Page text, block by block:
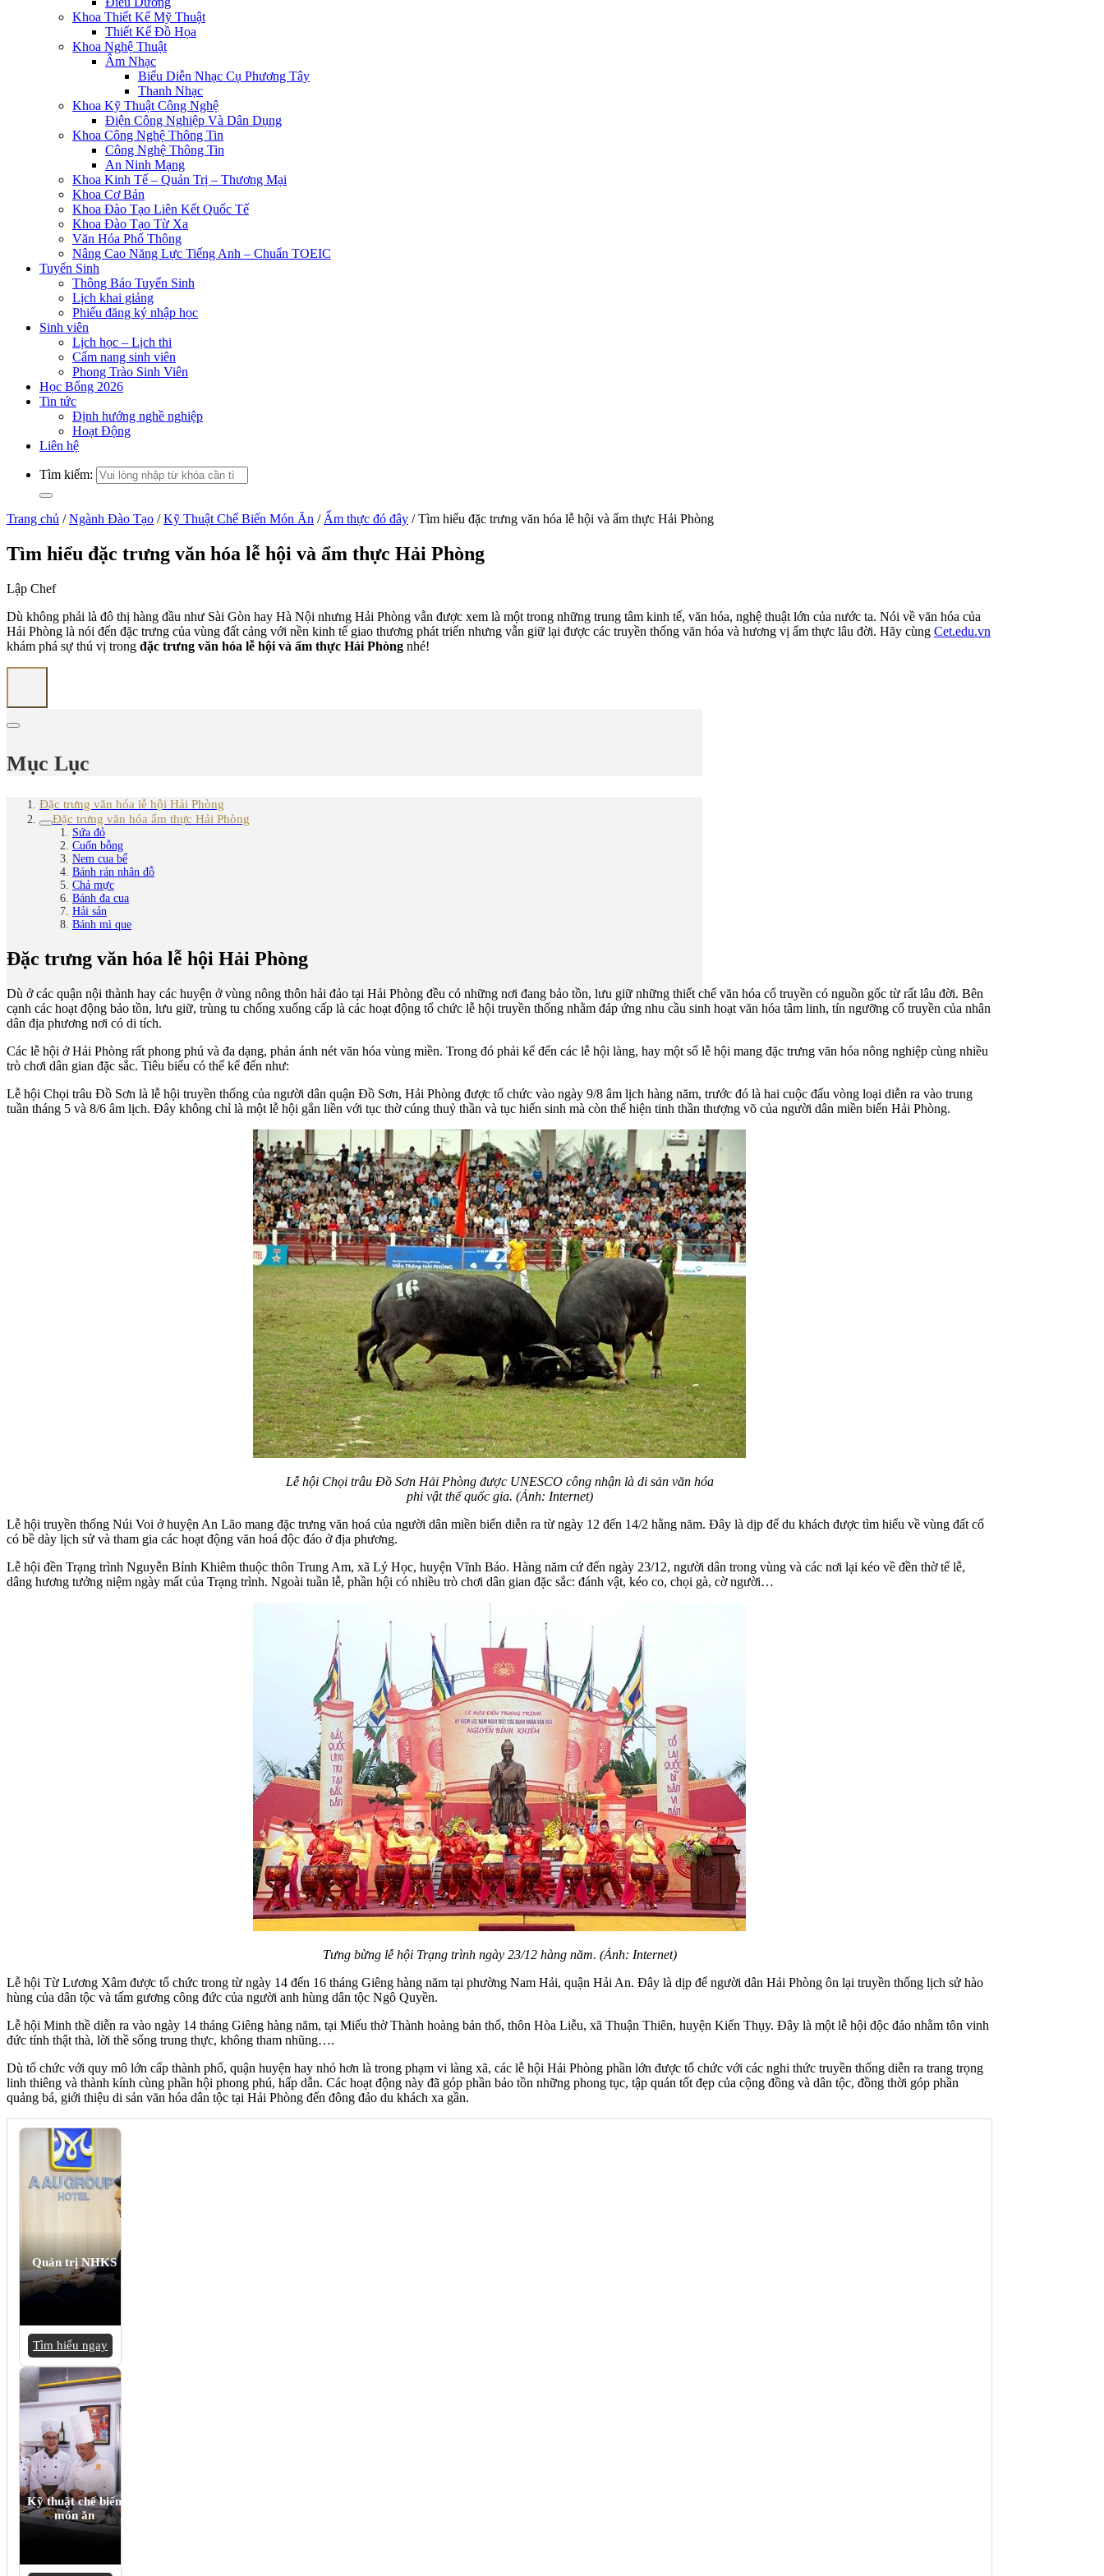
Khoa Thiết Kế Mỹ Thuật
Thiết Kế Đồ Họa
Khoa Nghệ Thuật
Âm Nhạc
Biểu Diễn Nhạc Cụ Phương Tây
Thanh Nhạc
Khoa Kỹ Thuật Công Nghệ
Điện Công Nghiệp Và Dân Dụng
Khoa Công Nghệ Thông Tin
Công Nghệ Thông Tin
An Ninh Mạng
Khoa Kinh Tế – Quản Trị – Thương Mại
Khoa Cơ Bản
Khoa Đào Tạo Liên Kết Quốc Tế
Khoa Đào Tạo Từ Xa
Văn Hóa Phổ Thông
Nâng Cao Năng Lực Tiếng Anh – Chuẩn TOEIC
Tuyển Sinh
Thông Báo Tuyển Sinh
Lịch khai giảng
Phiếu đăng ký nhập học
Sinh viên
Lịch học – Lịch thi
Cẩm nang sinh viên
Phong Trào Sinh Viên
Học Bổng 2026
Tin tức
Định hướng nghề nghiệp
Hoạt Động
Liên hệ
Tìm kiếm:
Trang chủ / Ngành Đào Tạo / Kỹ Thuật Chế Biến Món Ăn / Ẩm thực đó đây / Tìm hiểu đặc trưng văn hóa lễ hội và ẩm thực Hải Phòng
Tìm hiểu đặc trưng văn hóa lễ hội và ẩm thực Hải Phòng
Lập Chef
Dù không phải là đô thị hàng đầu như Sài Gòn hay Hà Nội nhưng Hải Phòng vẫn được xem là một trong những trung tâm kinh tế, văn hóa, nghệ thuật lớn của nước ta. Nói về văn hóa của
Hải Phòng là nói đến đặc trưng của vùng đất cảng với nền kinh tế giao thương phát triển nhưng vẫn giữ lại được các truyền thống văn hóa và hương vị ẩm thực lâu đời. Hãy cùng Cet.edu.vn
khám phá sự thú vị trong đặc trưng văn hóa lễ hội và ẩm thực Hải Phòng nhé!
Mục Lục
Đặc trưng văn hóa lễ hội Hải Phòng
Đặc trưng văn hóa ẩm thực Hải Phòng
Sứa đỏ
Cuốn bỗng
Nem cua bể
Bánh rán nhân đỗ
Chả mực
Bánh đa cua
Hải sản
Bánh mì que
Đặc trưng văn hóa lễ hội Hải Phòng
Dù ở các quận nội thành hay các huyện ở vùng nông thôn hải đảo tại Hải Phòng đều có những nơi đang bảo tồn, lưu giữ những thiết chế văn hóa cổ truyền có nguồn gốc từ rất lâu đời. Bên
cạnh các hoạt động bảo tồn, lưu giữ, trùng tu chống xuống cấp là các hoạt động tổ chức lễ hội truyền thống nhằm đáp ứng nhu cầu sinh hoạt văn hóa tâm linh, tín ngưỡng cổ truyền của nhân
dân địa phương nơi có di tích.
Các lễ hội ở Hải Phòng rất phong phú và đa dạng, phản ánh nét văn hóa vùng miền. Trong đó phải kể đến các lễ hội làng, hay một số lễ hội mang đặc trưng văn hóa nông nghiệp cùng nhiều
trò chơi dân gian đặc sắc. Tiêu biểu có thể kể đến như:
Lễ hội Chọi trâu Đồ Sơn là lễ hội truyền thống của người dân quận Đồ Sơn, Hải Phòng được tổ chức vào ngày 9/8 âm lịch hàng năm, trước đó là hai cuộc đấu vòng loại diễn ra vào trung
tuần tháng 5 và 8/6 âm lịch. Đây không chỉ là một lễ hội gắn liền với tục thờ cúng thuỷ thần và tục hiến sinh mà còn thể hiện tinh thần thượng võ của người dân miền biển Hải Phòng.
Lễ hội Chọi trâu Đồ Sơn Hải Phòng được UNESCO công nhận là di sản văn hóa
phi vật thể quốc gia. (Ảnh: Internet)
Lễ hội truyền thống Núi Voi ở huyện An Lão mang đặc trưng văn hoá của người dân miền biển diễn ra từ ngày 12 đến 14/2 hằng năm. Đây là dịp để du khách được tìm hiểu về vùng đất cổ
có bề dày lịch sử và tham gia các hoạt động văn hoá độc đáo ở địa phương.
Lễ hội đền Trạng trình Nguyễn Bỉnh Khiêm thuộc thôn Trung Am, xã Lý Học, huyện Vĩnh Bảo. Hàng năm cứ đến ngày 23/12, người dân trong vùng và các nơi lại kéo về đền thờ tế lễ,
dâng hương tưởng niệm ngày mất của Trạng trình. Ngoài tuần lễ, phần hội có nhiều trò chơi dân gian đặc sắc: đánh vật, kéo co, chọi gà, cờ người…
Tưng bừng lễ hội Trạng trình ngày 23/12 hàng năm. (Ảnh: Internet)
Lễ hội Từ Lương Xâm được tổ chức trong từ ngày 14 đến 16 tháng Giêng hàng năm tại phường Nam Hải, quận Hải An. Đây là dịp để người dân Hải Phòng ôn lại truyền thống lịch sử hào
hùng của dân tộc và tấm gương công đức của người anh hùng dân tộc Ngô Quyền.
Lễ hội Minh thề diễn ra vào ngày 14 tháng Giêng hàng năm, tại Miếu thờ Thành hoàng bản thổ, thôn Hòa Liễu, xã Thuận Thiên, huyện Kiến Thụy. Đây là một lễ hội độc đáo nhằm tôn vinh
đức tính thật thà, lời thề sống trung thực, không tham nhũng….
Dù tổ chức với quy mô lớn cấp thành phố, quận huyện hay nhỏ hơn là trong phạm vi làng xã, các lễ hội Hải Phòng phần lớn được tổ chức với các nghi thức truyền thống diễn ra trang trọng
linh thiêng và thành kính cùng phần hội phong phú, hấp dẫn. Các hoạt động này đã góp phần bảo tồn những phong tục, tập quán tốt đẹp của cộng đồng và dân tộc, đồng thời góp phần
quảng bá, giới thiệu di sản văn hóa dân tộc tại Hải Phòng đến đông đảo du khách xa gần.
Quản trị NHKS
Tìm hiểu ngay
Kỹ thuật chế biến
món ăn